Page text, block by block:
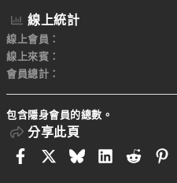
線上統計
線上會員
線上來賓
會員總計
包含隱身會員的總數。
分享此頁
FacebookBlueskyLinkedIn
Reddit